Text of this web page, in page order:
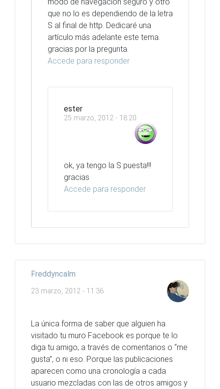
que no lo es dependiendo de la letra
S al final de http. Dedicaré una
artículo más adelante este tema.
gracias por la pregunta.
Accede para responder
ester
25 marzo, 2012 - 18:20
ok, ya tengo la S puesta!!!
gracias
Accede para responder
Freddyncalm
23 marzo, 2012 - 11:36
La única forma de saber que alguien ha
visitado tu muro Facebook es porque te lo
diga tu amigo, a través de comentarios o “me
gusta”, o ni eso. Porque las publicaciones
aparecen como una cronología a cada
usuario mezcladas con las de otros amigos y